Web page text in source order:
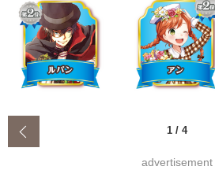
1 / 4
advertisement